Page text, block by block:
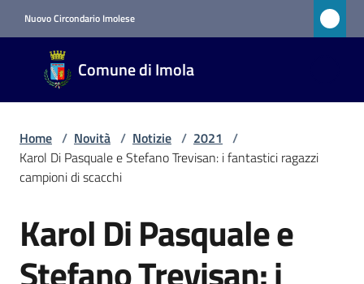
Nuovo Circondario Imolese
Comune di Imola
Comune
di Imola
RETE
Amministrazione
Novità
Menu selezionato
Home / Novità / Notizie / 2021 /
Karol Di Pasquale e Stefano Trevisan: i fantastici ragazzi
campioni di scacchi
Salta al contenuto
Karol Di Pasquale e